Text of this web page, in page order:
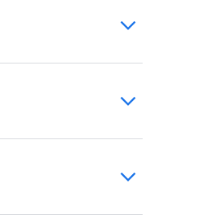
von
in ihrem
alle
unsere
eingebauten